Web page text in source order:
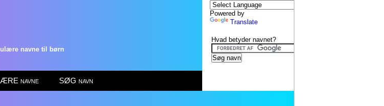
navne til børn
navne SØG navn
Powered by
Translate
Hvad betyder navnet?